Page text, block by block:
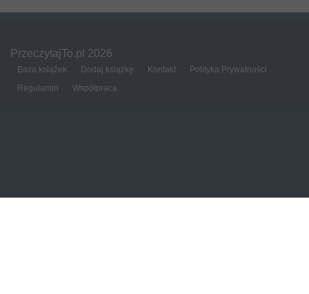
PrzeczytajTo.pl 2026
Baza książek Dodaj książkę Kontakt
Polityka Prywatności
Regulamin
Współpraca